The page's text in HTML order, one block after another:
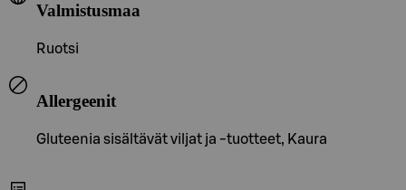
Valmistusmaa
Ruotsi
Allergeenit
Gluteenia sisältävät viljat ja -tuotteet, Kaura